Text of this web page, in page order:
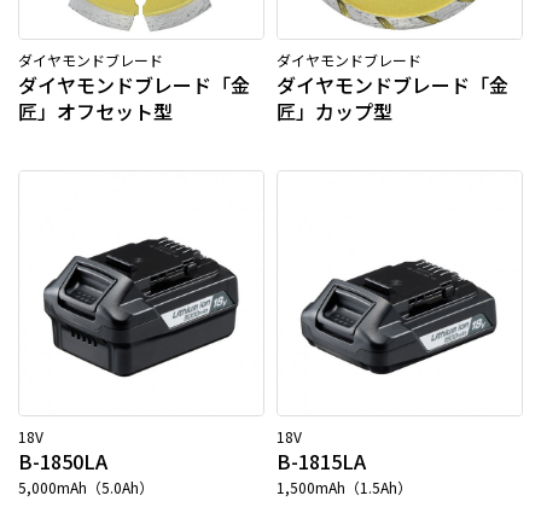
ダイヤモンドブレード
ダイヤモンドブレード「金
匠」オフセット型
ダイヤモンドブレード
ダイヤモンドブレード「金
匠」カップ型
18V
B-1850LA
5,000mAh（5.0Ah）
18V
B-1815LA
1,500mAh（1.5Ah）